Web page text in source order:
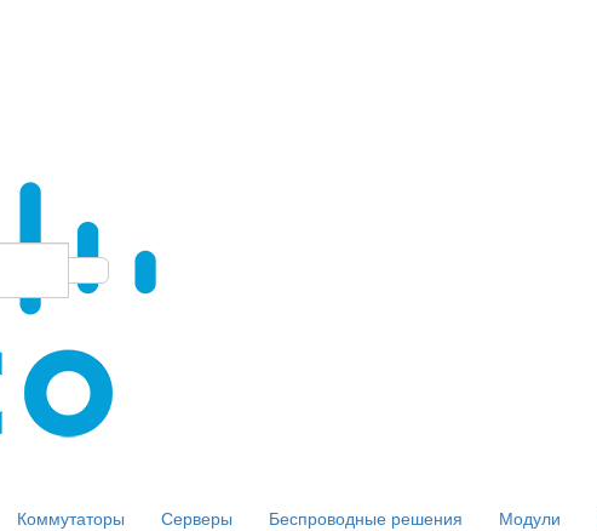
Коммутаторы Серверы Беспроводные решения Модули